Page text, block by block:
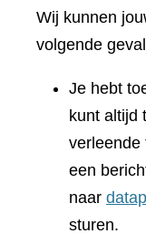
Wij kunnen
volgende
Je hebt
kunt altijd
verleende
een
naar
sturen.